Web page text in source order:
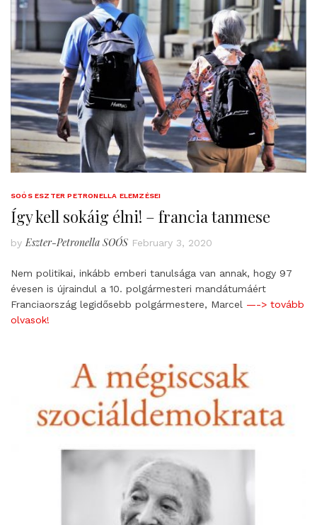
SOÓS ESZTER PETRONELLA ELEMZÉSEI
Így kell sokáig élni! – francia tanmese
by Eszter-Petronella SOÓS February 3, 2020
Nem politikai, inkább emberi tanulsága van annak, hogy 97
évesen is újraindul a 10. polgármesteri mandátumáért
Franciaország legidősebb polgármestere, Marcel —-> tovább
olvasok!